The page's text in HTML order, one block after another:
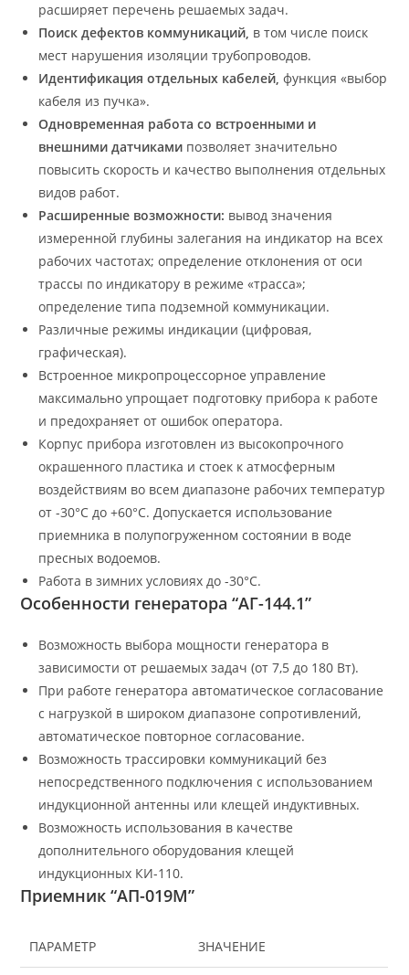
расширяет перечень решаемых задач.
Поиск дефектов коммуникаций, в том числе поиск
мест нарушения изоляции трубопроводов.
Идентификация отдельных кабелей, функция «выбор
кабеля из пучка».
Одновременная работа со встроенными и
внешними датчиками позволяет значительно
повысить скорость и качество выполнения отдельных
видов работ.
Расширенные возможности: вывод значения
измеренной глубины залегания на индикатор на всех
рабочих частотах; определение отклонения от оси
трассы по индикатору в режиме «трасса»;
определение типа подземной коммуникации.
Различные режимы индикации (цифровая,
графическая).
Встроенное микропроцессорное управление
максимально упрощает подготовку прибора к работе
и предохраняет от ошибок оператора.
Корпус прибора изготовлен из высокопрочного
окрашенного пластика и стоек к атмосферным
воздействиям во всем диапазоне рабочих температур
от -30°С до +60°С. Допускается использование
приемника в полупогруженном состоянии в воде
пресных водоемов.
Работа в зимних условиях до -30°С.
Особенности генератора “АГ-144.1”
Возможность выбора мощности генератора в
зависимости от решаемых задач (от 7,5 до 180 Вт).
При работе генератора автоматическое согласование
с нагрузкой в широком диапазоне сопротивлений,
автоматическое повторное согласование.
Возможность трассировки коммуникаций без
непосредственного подключения с использованием
индукционной антенны или клещей индуктивных.
Возможность использования в качестве
дополнительного оборудования клещей
индукционных КИ-110.
Приемник “АП-019М”
ПАРАМЕТР ЗНАЧЕНИЕ